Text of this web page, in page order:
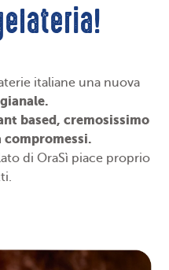
italiane una nuova
based, cremosissimo
compromessi.
di OraSì piace proprio